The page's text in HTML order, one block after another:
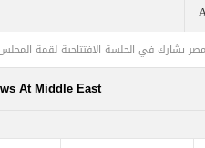
يشارك في الجلسة الافتتاحية لقمة
… وشاعر الفصحى وأديب الأمة د. عبد
At Middle East